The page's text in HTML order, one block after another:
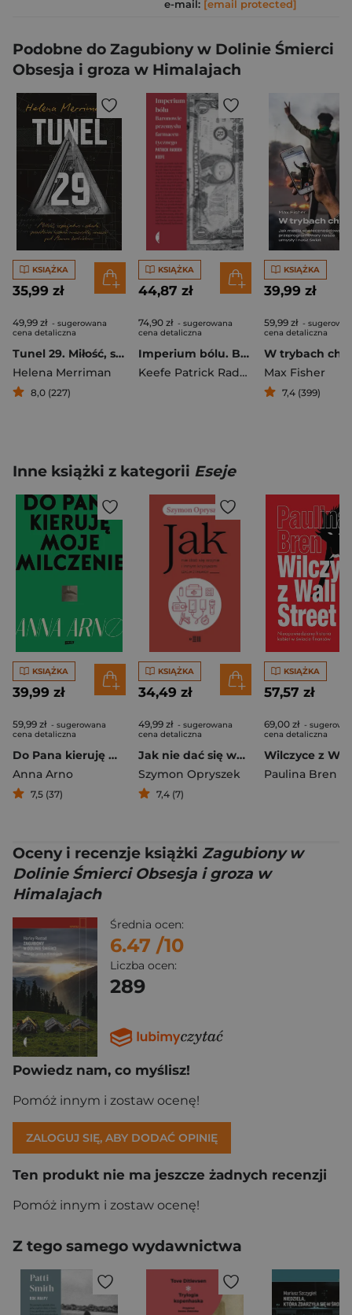
e-mail: [email protected]
Podobne do Zagubiony w Dolinie Śmierci
Obsesja i groza w Himalajach
KSIĄŻKA
35,99 zł
49,99 zł - sugerowana
cena detaliczna
Tunel 29. Miłość, szpiegostwo i zdrada: prawdziwa historia niezwykłej ucieczki pod Murem Berlińskim
Helena Merriman
8,0 (227)
KSIĄŻKA
44,87 zł
74,90 zł - sugerowana
cena detaliczna
Imperium bólu. Baronowie przemysłu farmaceutycznego wyd. 2
Keefe Patrick Radden
KSIĄŻKA
39,99 zł
59,99 zł -
cena detaliczna
Max Fisher
7,4 (399)
Inne książki z kategorii Eseje
KSIĄŻKA
39,99 zł
59,99 zł - sugerowana
cena detaliczna
Do Pana kieruję moje milczenie
Anna Arno
7,5 (37)
KSIĄŻKA
34,49 zł
49,99 zł - sugerowana
cena detaliczna
Jak nie dać się wojnie i innym kryzysom. Lekcja z Finlandii
Szymon Opryszek
7,4 (7)
KSIĄŻKA
57,57 zł
69,00 zł -
cena detaliczna
Paulina Bren
Oceny i recenzje książki Zagubiony w
Dolinie Śmierci Obsesja i groza w
Himalajach
Średnia ocen:
6.47 /10
Liczba ocen:
289
Powiedz nam, co myślisz!
Pomóż innym i zostaw ocenę!
ZALOGUJ SIĘ, ABY DODAĆ OPINIĘ
Ten produkt nie ma jeszcze żadnych recenzji
Pomóż innym i zostaw ocenę!
Z tego samego wydawnictwa